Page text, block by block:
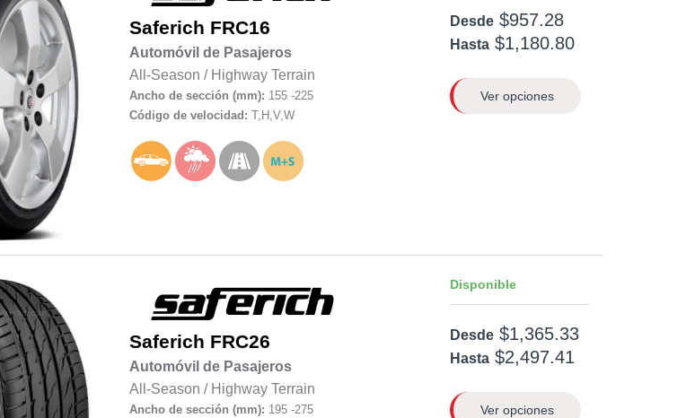
Saferich FRC16
Automóvil de Pasajeros
All-Season / Highway Terrain
Ancho de sección (mm): 155 -225
Código de velocidad: T,H,V,W
Desde $957.28
Hasta $1,180.80
Ver opciones
Saferich FRC26
Automóvil de Pasajeros
All-Season / Highway Terrain
Ancho de sección (mm): 195 -275
Disponible
Desde $1,365.33
Hasta $2,497.41
Ver opciones